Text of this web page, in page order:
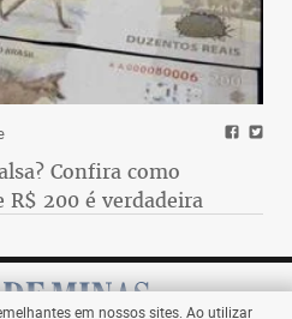
Confira como
R$ 200 é verdadeira
em nossos sites. Ao utilizar